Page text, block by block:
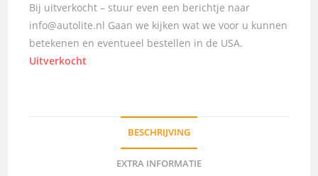
Bij uitverkocht – stuur even een berichtje naar
info@autolite.nl Gaan we kijken wat we voor u kunnen
betekenen en eventueel bestellen in de USA.
Uitverkocht
BESCHRIJVING
EXTRA INFORMATIE